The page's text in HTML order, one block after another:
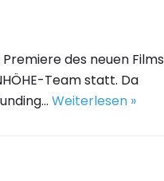
des neuen Films
Team statt. Da
Weiterlesen »